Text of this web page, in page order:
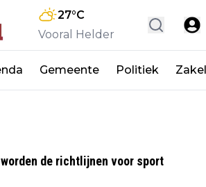
27°C
Vooral Helder
Gemeente Politiek
de richtlijnen voor sport